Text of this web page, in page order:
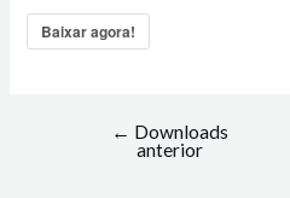
Baixar agora!
← Downloads
anterior